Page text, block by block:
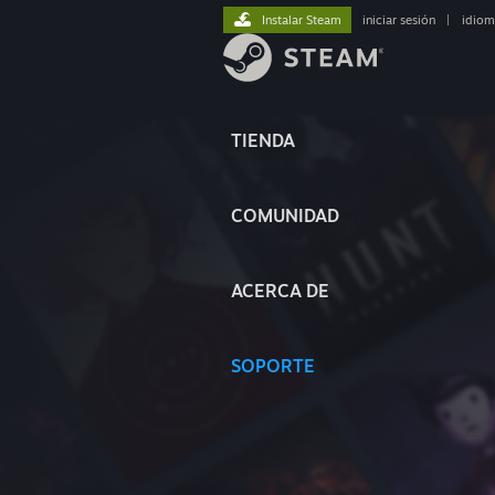
TIENDA
COMUNIDAD
ACERCA DE
SOPORTE
Instalar Steam iniciar sesión